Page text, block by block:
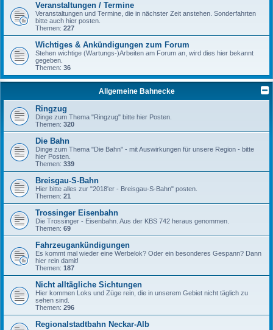
Veranstaltungen / Termine
Veranstaltungen und Termine, die in nächster Zeit anstehen. Sonderfahrten
bitte auch hier posten.
Themen: 227
Wichtiges & Ankündigungen zum Forum
Stehen wichtige (Wartungs-)Arbeiten am Forum an, wird dies hier bekannt
gegeben.
Themen: 36
Allgemeine Bahnecke
Ringzug
Dinge zum Thema "Ringzug" bitte hier Posten.
Themen: 320
Die Bahn
Dinge zum Thema "Die Bahn" - mit Auswirkungen für unsere Region - bitte
hier Posten.
Themen: 339
Breisgau-S-Bahn
Hier bitte alles zur "2018'er - Breisgau-S-Bahn" posten.
Themen: 21
Trossinger Eisenbahn
Die Trossinger - Eisenbahn. Aus der KBS 742 heraus genommen.
Themen: 69
Fahrzeugankündigungen
Es kommt mal wieder eine Werbelok? Oder ein besonderes Gespann? Dann
hier rein damit!
Themen: 187
Nicht alltägliche Sichtungen
Hier kommen Loks und Züge rein, die in unserem Gebiet nicht täglich zu
sehen sind.
Themen: 296
Regionalstadtbahn Neckar-Alb